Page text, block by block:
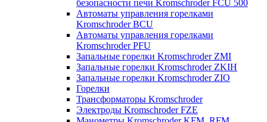
безопасности печи Kromschroder FCU 500
Автоматы управления горелками
Kromschroder BCU
Автоматы управления горелками
Kromschroder PFU
Запальные горелки Kromschroder ZМI
Запальные горелки Kromschroder ZKIH
Запальные горелки Kromschroder ZIO
Горелки
Трансформаторы Kromschroder
Электроды Kromschroder FZE